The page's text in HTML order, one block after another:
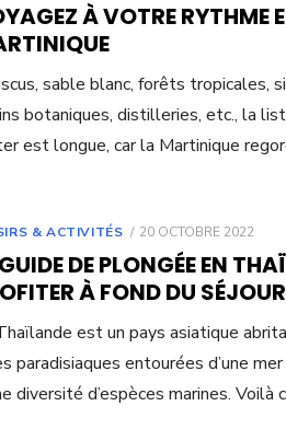
À VOTRE RYTHME
sable blanc, forêts tropicales,
botaniques, distilleries, etc., la
est longue, car la Martinique
& ACTIVITÉS
POSTED
20 OCTOBRE 2022
DE PLONGÉE EN
À FOND DU SÉJOUR
est un pays asiatique
paradisiaques entourées d’une
diversité d’espèces marines. Voilà